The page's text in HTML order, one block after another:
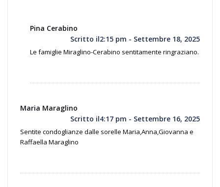
Pina Cerabino
Scritto il2:15 pm - Settembre 18, 2025
Le famiglie Miraglino-Cerabino sentitamente ringraziano.
Maria Maraglino
Scritto il4:17 pm - Settembre 16, 2025
Sentite condoglianze dalle sorelle Maria,Anna,Giovanna e
Raffaella Maraglino